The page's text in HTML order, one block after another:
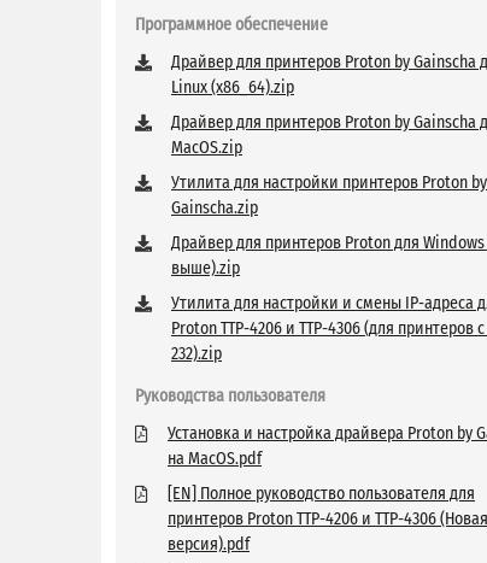
Программное обеспечение
Драйвер для принтеров Proton by Gainscha
Linux (x86_64).zip
Драйвер для принтеров Proton by Gainscha
MacOS.zip
Утилита для настройки принтеров Proton by
Gainscha.zip
Драйвер для принтеров Proton для Windows
выше).zip
Утилита для настройки и смены IP-адреса
Proton TTP-4206 и TTP-4306 (для принтеров
232).zip
Руководства пользователя
Установка и настройка драйвера Proton by
на MacOS.pdf
[EN] Полное руководство пользователя для
принтеров Proton TTP-4206 и TTP-4306 (Новая
версия).pdf